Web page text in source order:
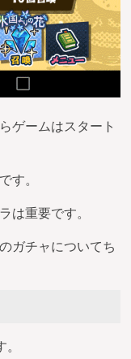
ゲームはスタート
す。
は重要です。
ガチャについてち